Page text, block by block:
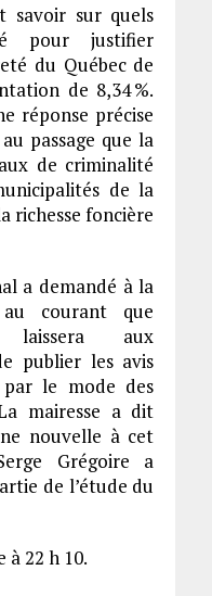
savoir sur quels
pour justifier
du Québec de
de 8,34 %.
réponse précise
passage que la
de criminalité
de la
richesse foncière
a demandé à la
courant que
laissera aux
publier les avis
le mode des
mairesse a dit
nouvelle à cet
Grégoire a
de l’étude du
à 22 h 10.